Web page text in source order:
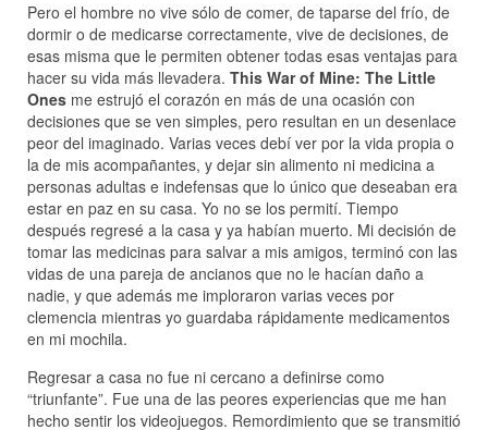
Pero el hombre no vive sólo de comer, de taparse del frío, de
dormir o de medicarse correctamente, vive de decisiones, de
esas misma que le permiten obtener todas esas ventajas para
hacer su vida más llevadera. This War of Mine: The Little
Ones me estrujó el corazón en más de una ocasión con
decisiones que se ven simples, pero resultan en un desenlace
peor del imaginado. Varias veces debí ver por la vida propia o
la de mis acompañantes, y dejar sin alimento ni medicina a
personas adultas e indefensas que lo único que deseaban era
estar en paz en su casa. Yo no se los permití. Tiempo
después regresé a la casa y ya habían muerto. Mi decisión de
tomar las medicinas para salvar a mis amigos, terminó con las
vidas de una pareja de ancianos que no le hacían daño a
nadie, y que además me imploraron varias veces por
clemencia mientras yo guardaba rápidamente medicamentos
en mi mochila.
Regresar a casa no fue ni cercano a definirse como
“triunfante”. Fue una de las peores experiencias que me han
hecho sentir los videojuegos. Remordimiento que se transmitió